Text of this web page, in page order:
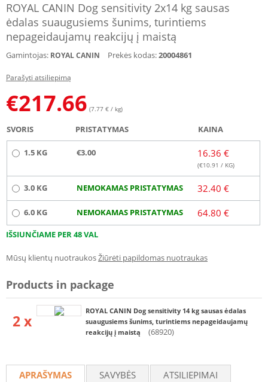
ROYAL CANIN Dog sensitivity 2x14 kg sausas
ėdalas suaugusiems šunims, turintiems
nepageidaujamų reakcijų į maistą
Gamintojas: ROYAL CANIN Prekės kodas:20004861
Parašyti atsiliepimą
€217.66 (7.77 € / kg)
SVORIS PRISTATYMAS KAINA
1.5 KG €3.00 16.36 €
(€10.91 / KG)
3.0 KG NEMOKAMAS PRISTATYMAS 32.40 €
6.0 KG NEMOKAMAS PRISTATYMAS 64.80 €
IŠSIUNČIAME PER 48 VAL
Mūsų klientų nuotraukosŽiūrėti papildomas nuotraukas
Products in package
2 x
ROYAL CANIN Dog sensitivity 14 kg sausas ėdalas
suaugusiems šunims, turintiems nepageidaujamų
reakcijų į maistą
(68920)
APRAŠYMAS SAVYBĖS
ATSILIEPIMAI